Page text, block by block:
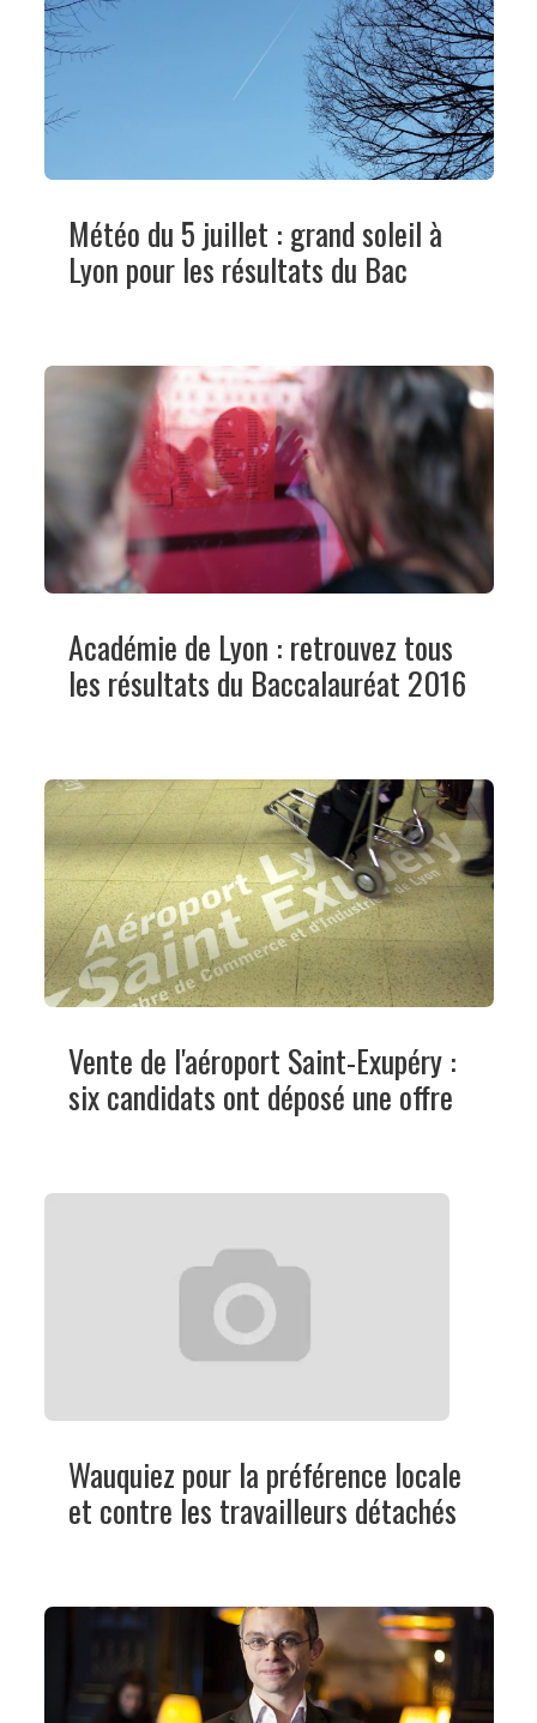
Météo du 5 juillet : grand soleil à
Lyon pour les résultats du Bac
Académie de Lyon : retrouvez tous
les résultats du Baccalauréat 2016
Vente de l'aéroport Saint-Exupéry :
six candidats ont déposé une offre
Wauquiez pour la préférence locale
et contre les travailleurs détachés